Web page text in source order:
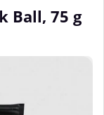
Ball, 75 g
Ball, 75 g